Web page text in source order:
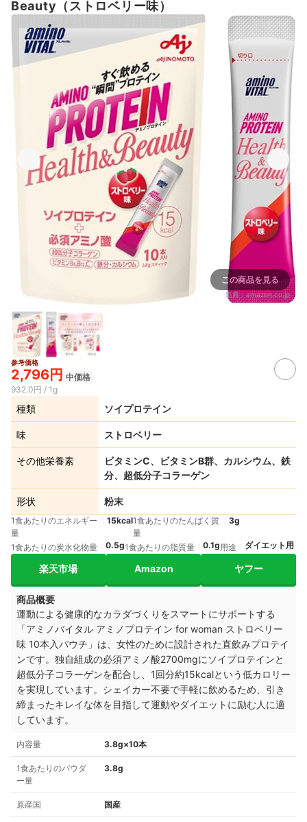
Beauty（ストロベリー味）
この商品を見る
出典：amazon.co.jp
参考価格
2,796円 中価格
932.0円 / 1g
種類 ソイプロテイン
味 ストロベリー
その他栄養素
ビタミンC、ビタミンB群、カルシウム、鉄
分、超低分子コラーゲン
形状 粉末
1食あたりのエネルギー
量
15kcal1食あたりのたんぱく質
量
3g
1食あたりの炭水化物量 0.5g1食あたりの脂質量 0.1g用途 ダイエット用
楽天市場 Amazon ヤフー
商品概要
運動による健康的なカラダづくりをスマートにサポートする
「アミノバイタル アミノプロテイン for woman ストロベリー
味 10本入パウチ」は、女性のために設計された直飲みプロテイ
ンです。独自組成の必須アミノ酸2700mgにソイプロテインと
超低分子コラーゲンを配合し、1回分約15kcalという低カロリー
を実現しています。シェイカー不要で手軽に飲めるため、引き
締まったキレイな体を目指して運動やダイエットに励む人に適
しています。
内容量 3.8g×10本
1食あたりのパウダ
ー量
3.8g
原産国 国産